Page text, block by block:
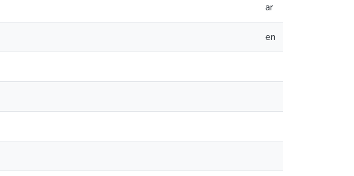
ar
en